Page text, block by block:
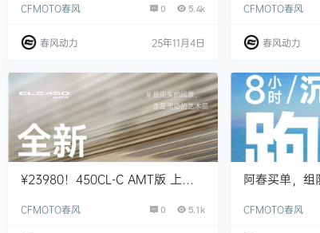
CFMOTO春风 0 5.4k
春风动力 25年11月4日
CFMOTO春风
春风动力
阿春买单，组
CFMOTO春风
¥23980！450CL-C AMT版 上
CFMOTO春风 0 5.1k